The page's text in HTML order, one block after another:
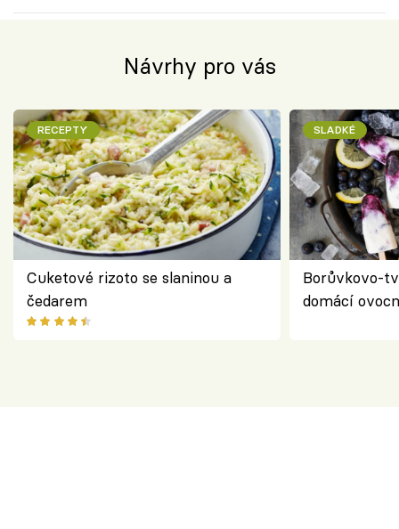
Návrhy pro vás
RECEPTY
Cuketové rizoto se slaninou a
čedarem
SLADKÉ
Borůvkovo-
domácí